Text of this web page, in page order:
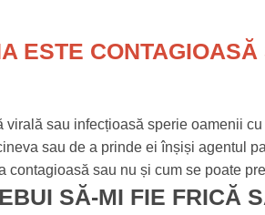
ESTE CONTAGIOASĂ
virală sau infecțioasă sperie oamenii
sau de a prinde ei înșiși agentul
contagioasă sau nu și cum se poate
SĂ-MI FIE FRICĂ